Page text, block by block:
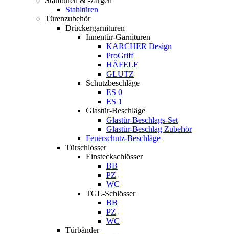
Stahltüren
Türenzubehör
Drückergarnituren
Innentür-Garnituren
KARCHER Design
ProGriff
HÄFELE
GLUTZ
Schutzbeschläge
ES 0
ES 1
Glastür-Beschläge
Glastür-Beschlags-Set
Glastür-Beschlag Zubehör
Feuerschutz-Beschläge
Türschlösser
Einsteckschlösser
BB
PZ
WC
TGL-Schlösser
BB
PZ
WC
Türbänder